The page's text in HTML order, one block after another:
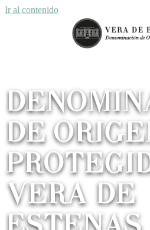
Ir al contenido
DE
VERA DE